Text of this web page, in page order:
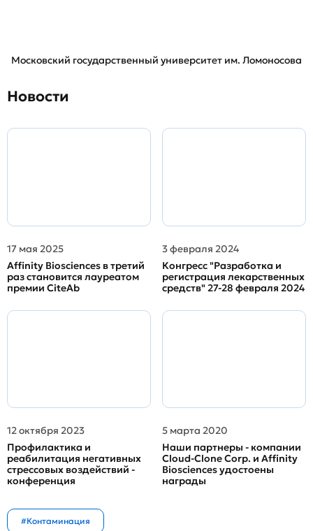
Московский государственный университет им. Ломоносова
Новости
17 мая 2025
Affinity Biosciences в третий
раз становится лауреатом
премии CiteAb
3 февраля 2024
Конгресс "Разработка и
регистрация лекарственных
средств" 27-28 февраля 2024
12 октября 2023
Профилактика и
реабилитация негативных
стрессовых воздействий -
конференция
5 марта 2020
Наши партнеры - компании
Cloud-Clone Corp. и Affinity
Biosciences удостоены
награды
#Контаминация